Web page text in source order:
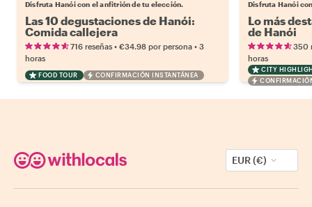
Disfruta Hanói con el anfitrión de tu elección.
Las 10 degustaciones de Hanói:
Comida callejera
716 reseñas • €34.98 por persona • 3
horas
FOOD TOUR CONFIRMACIÓN INSTANTÁNEA
Disfruta Hanói
Lo más
de Hanói
350
horas
CITY
EUR (€)